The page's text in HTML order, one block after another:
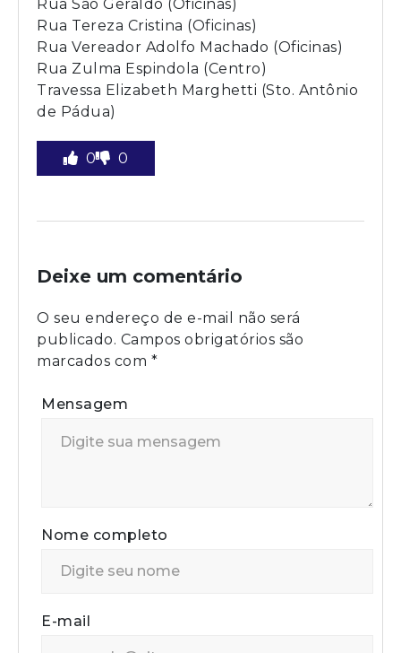
Rua São Geraldo (Oficinas)
Rua Tereza Cristina (Oficinas)
Rua Vereador Adolfo Machado (Oficinas)
Rua Zulma Espindola (Centro)
Travessa Elizabeth Marghetti (Sto. Antônio
de Pádua)
0 0
Deixe um comentário
O seu endereço de e-mail não será
publicado. Campos obrigatórios são
marcados com *
Mensagem
Nome completo
E-mail